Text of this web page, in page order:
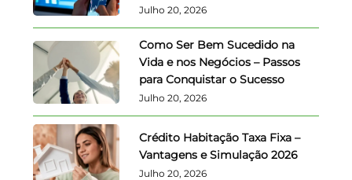
Julho 20, 2026
Como Ser Bem Sucedido na
Vida e nos Negócios – Passos
para Conquistar o Sucesso
Julho 20, 2026
Crédito Habitação Taxa Fixa –
Vantagens e Simulação 2026
Julho 20, 2026